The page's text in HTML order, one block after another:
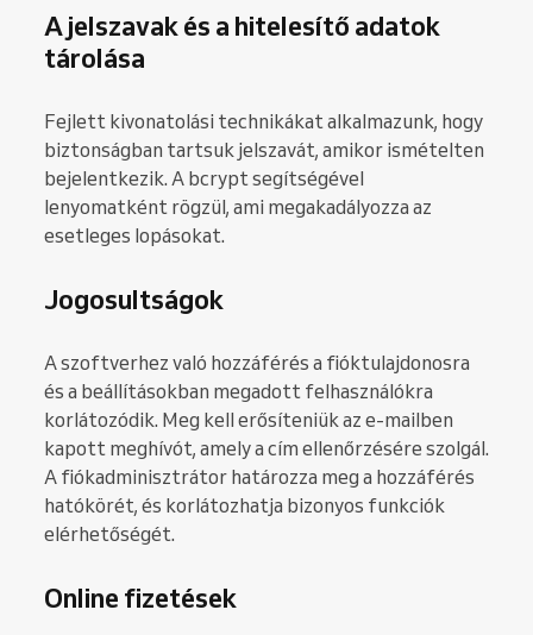
A jelszavak és a hitelesítő adatok
tárolása
Fejlett kivonatolási technikákat alkalmazunk, hogy
biztonságban tartsuk jelszavát, amikor ismételten
bejelentkezik. A bcrypt segítségével
lenyomatként rögzül, ami megakadályozza az
esetleges lopásokat.
Jogosultságok
A szoftverhez való hozzáférés a fióktulajdonosra
és a beállításokban megadott felhasználókra
korlátozódik. Meg kell erősíteniük az e-mailben
kapott meghívót, amely a cím ellenőrzésére szolgál.
A fiókadminisztrátor határozza meg a hozzáférés
hatókörét, és korlátozhatja bizonyos funkciók
elérhetőségét.
Online fizetések